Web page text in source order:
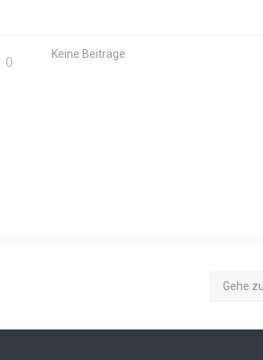
0 Keine Beiträge
Gehe